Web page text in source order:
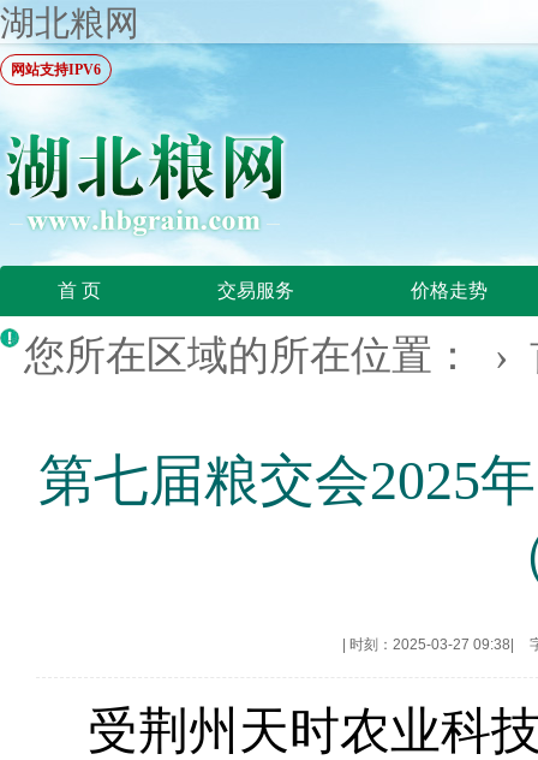
湖北粮网
网站支持IPV6
首 页 交易服务 价格走势
您所在区域的所在位置： ›
第七届粮交会2025
时刻：2025-03-27 09:38
受荆州天时农业科